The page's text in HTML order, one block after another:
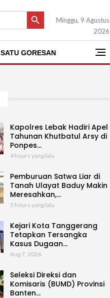
SEARCH BUTTON
Minggu, 9 Agustus
2026
SATU GORESAN
Kapolres Lebak Hadiri Apel
Tahunan Khutbatul Arsy di
Ponpes…
4 hours yang lalu
Pemburuan Satwa Liar di
Tanah Ulayat Baduy Makin
Meresahkan,…
5 hours yang lalu
Kejari Kota Tanggerang
Tetapkan Tersangka
Kasus Dugaan…
Aug 7, 2026
Seleksi Direksi dan
Komisaris (BUMD) Provinsi
Banten…